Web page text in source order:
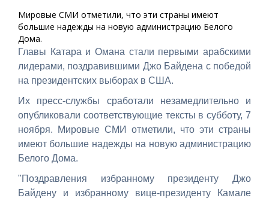
Мировые СМИ отметили, что эти страны имеют
большие надежды на новую администрацию Белого
Дома.
Главы Катара и Омана стали первыми арабскими
лидерами, поздравившими Джо Байдена с победой
на президентских выборах в США.
Их пресс-службы сработали незамедлительно и
опубликовали соответствующие тексты в субботу, 7
ноября. Мировые СМИ отметили, что эти страны
имеют большие надежды на новую администрацию
Белого Дома.
"Поздравления избранному президенту Джо
Байдену и избранному вице-президенту Камале